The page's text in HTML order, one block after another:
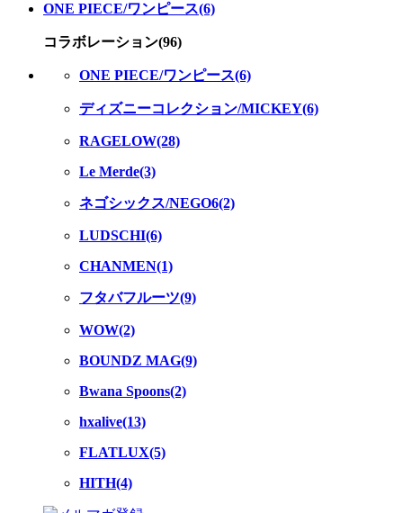
ONE PIECE/ワンピース(6)
コラボレーション(96)
ONE PIECE/ワンピース(6)
ディズニーコレクション/MICKEY(6)
RAGELOW(28)
Le Merde(3)
ネゴシックス/NEGO6(2)
LUDSCHI(6)
CHANMEN(1)
フタバフルーツ(9)
WOW(2)
BOUNDZ MAG(9)
Bwana Spoons(2)
hxalive(13)
FLATLUX(5)
HITH(4)